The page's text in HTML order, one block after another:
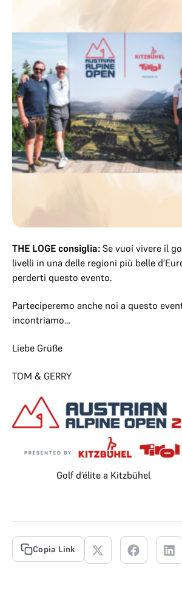
THE LOGE consiglia: Se vuoi vivere il
livelli in una delle regioni più belle
perderti questo evento.
Parteciperemo anche noi a questo
incontriamo…
Liebe Grüße
TOM & GERRY
Golf d’élite a Kitzbühel
Copia Link